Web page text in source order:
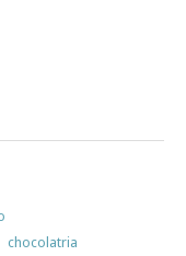
chocolatria